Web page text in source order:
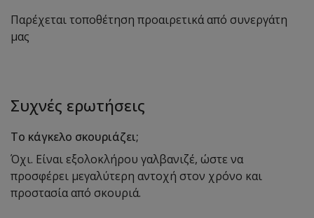
Παρέχεταιτοποθέτηση προαιρετικά από συνεργάτη
μας
Συχνές ερωτήσεις
Το κάγκελο σκουριάζει;
Όχι. Είναι εξολοκλήρου γαλβανιζέ, ώστε να
προσφέρει μεγαλύτερη αντοχή στον χρόνο και
προστασία από σκουριά.